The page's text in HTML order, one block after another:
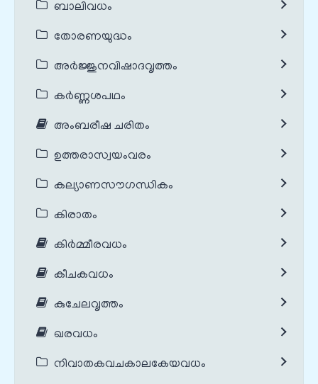
ബാലിവധം
തോരണയുദ്ധം
അർജ്ജുനവിഷാദവൃത്തം
കർണ്ണശപഥം
അംബരീഷ ചരിതം
ഉത്തരാസ്വയംവരം
കല്യാണസൗഗന്ധികം
കിരാതം
കിർമ്മീരവധം
കീചകവധം
കുചേലവൃത്തം
ഖരവധം
നിവാതകവചകാലകേയവധം